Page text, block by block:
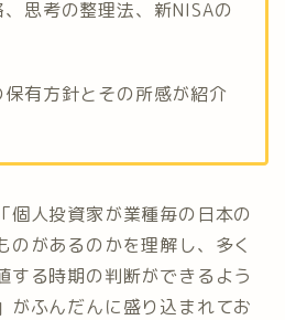
、思考の整理法、新NISAの
保有方針とその所感が紹介
個人投資家が業種毎の日本の
のがあるのかを理解し、多く
する時期の判断ができるよう
がふんだんに盛り込まれてお